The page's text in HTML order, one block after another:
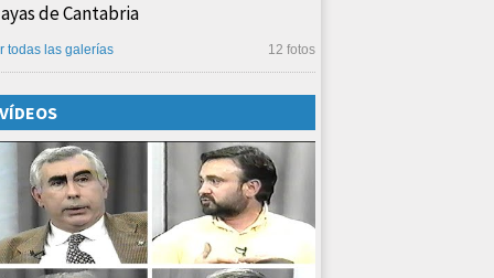
de Cantabria
12 fotos
todas las galerías
VÍDEOS